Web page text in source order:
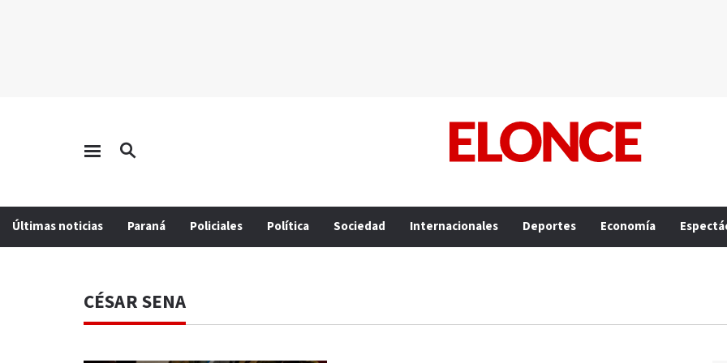
Últimas noticias Paraná Policiales Política Sociedad Internacionales Deportes Economía
CÉSAR SENA